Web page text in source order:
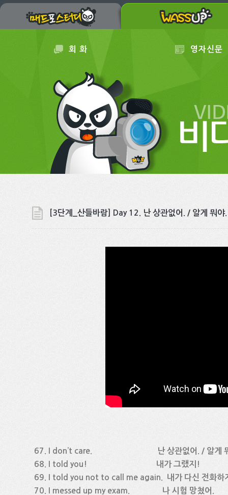
회 화 영자신문
[3단계_산들바람] Day 12. 난 상관없어. / 알게 뭐야.
67. I don’t care. 난 상관없어. / 알게
68. I told you! 내가 그랬지!
69. I told you not to call me again. 내가 다신 전화하
70. I messed up my exam. 나 시험 망쳤어.